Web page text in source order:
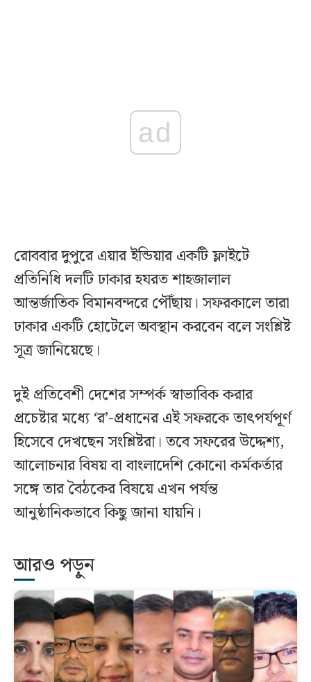
ad
রোববার দুপুরে এয়ার ইন্ডিয়ার একটি ফ্লাইটে
প্রতিনিধি দলটি ঢাকার হযরত শাহজালাল
আন্তর্জাতিক বিমানবন্দরে পৌঁছায়। সফরকালে তারা
ঢাকার একটি হোটেলে অবস্থান করবেন বলে সংশ্লিষ্ট
সূত্র জানিয়েছে।
দুই প্রতিবেশী দেশের সম্পর্ক স্বাভাবিক করার
প্রচেষ্টার মধ্যে ‘র’-প্রধানের এই সফরকে তাৎপর্যপূর্ণ
হিসেবে দেখছেন সংশ্লিষ্টরা। তবে সফরের উদ্দেশ্য,
আলোচনার বিষয় বা বাংলাদেশি কোনো কর্মকর্তার
সঙ্গে তার বৈঠকের বিষয়ে এখন পর্যন্ত
আনুষ্ঠানিকভাবে কিছু জানা যায়নি।
আরও পড়ুন